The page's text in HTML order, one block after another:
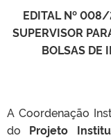
EDITAL Nº 008/
SUPERVISOR
BOLSAS DE
A Coordenação
do Projeto